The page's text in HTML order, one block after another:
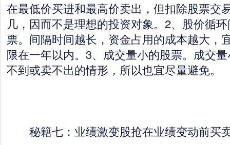
在最低价买进和最高价卖出，但扣除股票交
几，因而不是理想的投资对象。2、股价循
票。间隔时间越长，资金占用的成本越大，
限在一年以内。3、成交量小的股票。成交
不到或卖不出的情形，所以也宜尽量避免。
秘籍七：业绩激变股抢在业绩变动前买